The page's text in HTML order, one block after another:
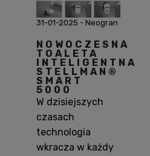
31-01-2025 - Neogran
NOWOCZESNA
TOALETA
INTELIGENTNA
STELLMAN®
SMART
5000
W dzisiejszych
czasach
technologia
wkracza w każdy